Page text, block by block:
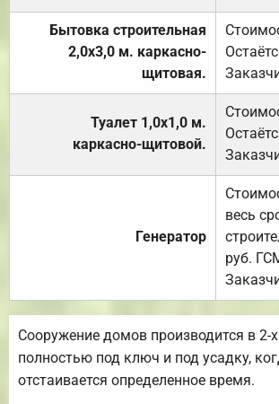
Бытовка строительная
2,0х3,0 м. каркасно-
щитовая.
Туалет 1,0х1,0 м.
каркасно-щитовой.
Генератор
весь
руб.
Сооружение домов производится в 2-
полностью под ключ и под усадку,
отстаивается определенное время.